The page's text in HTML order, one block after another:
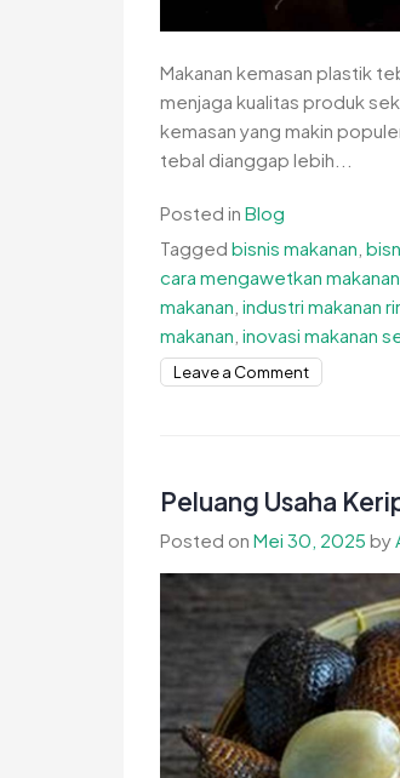
Makanan kemasan plastik
menjaga kualitas produk
kemasan yang makin
tebal dianggap lebih...
Posted in Blog
Tagged bisnis makanan
cara mengawetkan makanan
makanan industri makanan
makanan inovasi makanan
Leave a Commenton
Peluang Usaha
Posted on Mei 30, 2025 by